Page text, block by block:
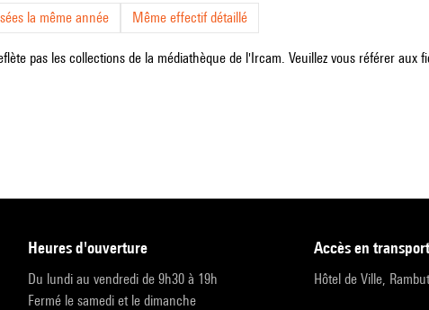
la même année Même effectif détaillé
pas les collections de la médiathèque de l'Ircam. Veuillez vous référer aux
heures d'ouverture
Du lundi au vendredi de 9h30 à 19h
Fermé le samedi et le dimanche
accès en
Hôtel de Ville,